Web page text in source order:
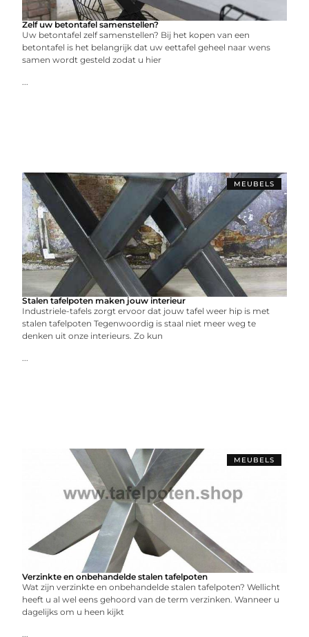
Zelf uw betontafel samenstellen?
Uw betontafel zelf samenstellen? Bij het kopen van een
betontafel is het belangrijk dat uw eettafel geheel naar wens
samen wordt gesteld zodat u hier
...
MEUBELS
Stalen tafelpoten maken jouw interieur
Industriele-tafels zorgt ervoor dat jouw tafel weer hip is met
stalen tafelpoten Tegenwoordig is staal niet meer weg te
denken uit onze interieurs. Zo kun
...
MEUBELS
Verzinkte en onbehandelde stalen tafelpoten
Wat zijn verzinkte en onbehandelde stalen tafelpoten? Wellicht
heeft u al wel eens gehoord van de term verzinken. Wanneer u
dagelijks om u heen kijkt
...